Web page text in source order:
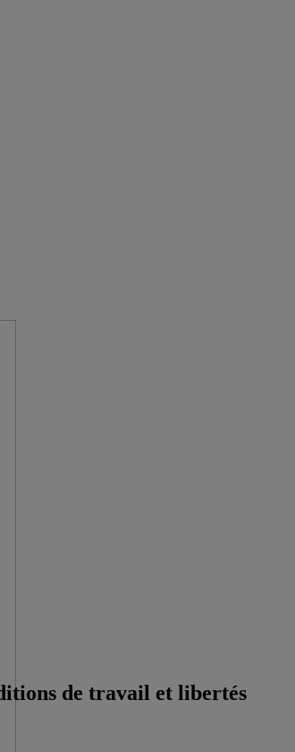
de travail et libertés